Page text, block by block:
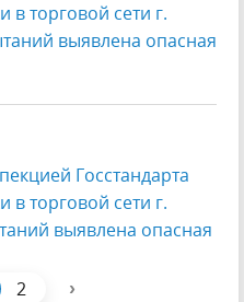
торговой сети г.
выявлена опасная
Госстандарта
торговой сети г.
выявлена опасная
2 ›